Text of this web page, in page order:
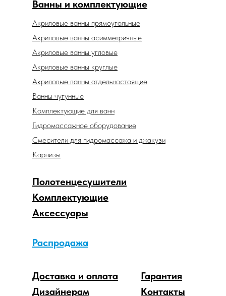
Ванны и комплектующие
Акриловые ванны прямоугольные
Аксессуары
Распродажа
Комплектующие
Дизайнерам
Доставка и оплата
Гарантия
Контакты
Акриловые ванны отдельностоящие
Акриловые ванны асимметричные
Акриловые ванны угловые
Акриловые ванны круглые
Ванны чугунные
Комплектующие для ванн
Гидромассажное оборудование
Смесители для гидромассажа и джакузи
Карнизы
Полотенцесушители